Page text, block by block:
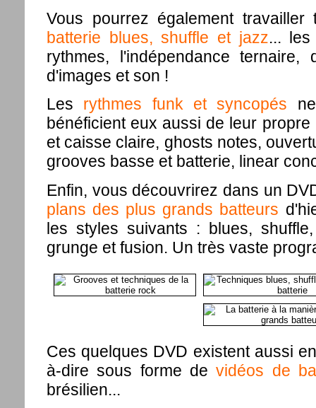
Vous pourrez également
batterie blues, shuffle et jazz...
rythmes, l'indépendance
d'images et son !
Les rythmes funk et syncopés
bénéficient eux aussi de leur
et caisse claire, ghosts notes,
grooves basse et batterie, linear
Enfin, vous découvrirez dans un
plans des plus grands batteurs
les styles suivants : blues,
grunge et fusion. Un très vaste
Ces quelques DVD existent aussi
à-dire sous forme devidéos de
brésilien...